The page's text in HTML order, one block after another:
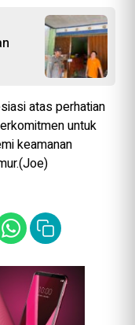
atas perhatian
untuk
keamanan